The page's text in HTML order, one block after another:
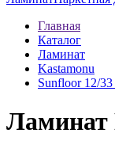
Главная
Каталог
Ламинат
Kastamonu
Sunfloor 12/
Ламинат